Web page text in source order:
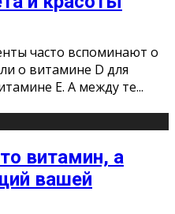
часто вспоминают о
о витамине D для
Е. А между те...
витамин, а
вашей